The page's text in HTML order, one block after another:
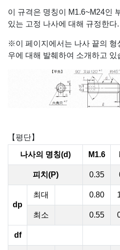
이 규격은 명칭이 M1.6~M24인
있는 고정 나사에 대해 규정한다.
※이 페이지에서는 나사 끝의 형
우에 대해 발췌하여 소개하고 있
【평단】
나사의 명칭(d) M1.6
피치(P) 0.35
dp
최대 0.80
최소 0.55
df